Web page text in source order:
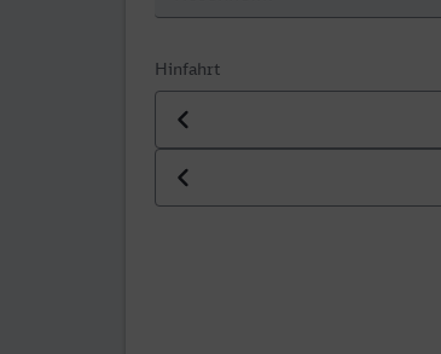
Hinfahrt
Datum der Hinfahrt
Uhrzeit der Hinfahrt